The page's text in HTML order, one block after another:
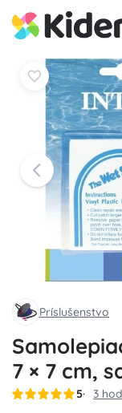
Príslušenstvo
7 × 7 cm,
5 3